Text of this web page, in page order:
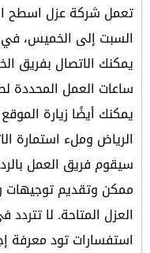
تعمل شركة عزل اسطح
السبت إلى الخميس، في
يمكنك الاتصال بفريق
ساعات العمل المحددة
يمكنك أيضًا زيارة
الرياض وملء استمارة
سيقوم فريق العمل
ممكن وتقديم توجيهات
العزل المتاحة. لا
استفسارات تود معرفة